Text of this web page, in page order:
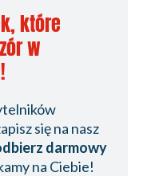
które
w
się na nasz
darmowy
na Ciebie!